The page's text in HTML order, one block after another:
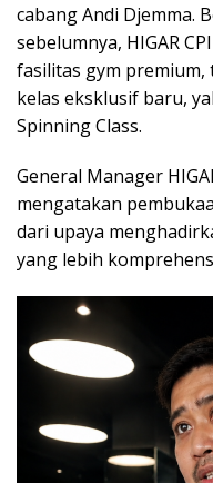
cabang Andi Djemma.
sebelumnya, HIGAR
fasilitas gym
kelas eksklusif baru,
Spinning Class.
General Manager
mengatakan
dari upaya
yang lebih